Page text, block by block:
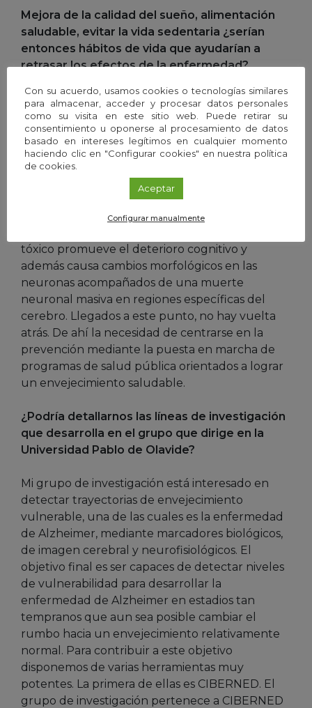
Mejora de la calidad del sueño, alimentación
saludable, evitar la vida sedentaria ¿serían
entonces hábitos de vida que ayudarían a
retrasar los efectos de la enfermedad?
Efectivamente. Los hábitos de vida no
saludables perpetuados en el tiempo juegan un
papel importante en la aparición de la
amiloidosis, una de las proteinopatías que
determinan el deterioro cognitivo que precede
a la enfermedad de Alzheimer. Es como un
círculo vicioso: los estilos de vida no saludables
promueven la amiloidosis, el daño vascular y la
tóxico promueve el deterioro cognitivo y
además causa cambios morfológicos en las
neuronas acompañados de una muerte
neuronal masiva en regiones específicas del
cerebro. Llegados a este punto, no hay vuelta
atrás. De ahí la necesidad de centrarse en la
prevención mediante la puesta en marcha de
programas de salud pública orientados a lograr
un envejecimiento saludable.
¿Podría detallarnos las líneas de investigación
que desarrolla en el grupo que dirige en la
Universidad Pablo de Olavide?
Mi grupo de investigación está interesado en
detectar trayectorias de envejecimiento
vulnerable, una de las cuales es la enfermedad
de Alzheimer, mediante marcadores biológicos,
de imagen cerebral y neurofisiológicos. El
objetivo final es ser capaces de detectar niveles
de vulnerabilidad para desarrollar la
enfermedad de Alzheimer en estadios tan
tempranos que aun sea posible cambiar el
rumbo hacia un envejecimiento relativamente
normal. Para contribuir a este objetivo
disponemos de varias herramientas muy
potentes. La primera de ellas es CIBERNED. El
grupo de investigación pertenece a CIBERNED
Con su acuerdo, usamos cookies o tecnologías similares
para almacenar, acceder y procesar datos personales
como su visita en este sitio web. Puede retirar su
consentimiento u oponerse al procesamiento de datos
basado en intereses legítimos en cualquier momento
haciendo clic en "Configurar cookies" en nuestra política
de cookies.
Aceptar
Configurar manualmente